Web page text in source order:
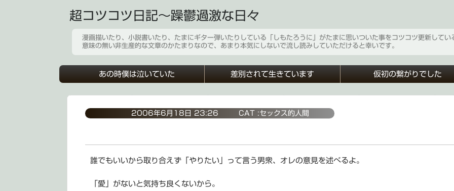
超コツコツ日記～躁鬱過激な日々
漫画描いたり、小説書いたり、たまにギター弾いたりしている「しもたろうに」がたまに思いついた事をコツコツ更新してい
意味の無い非生産的な文章のかたまりなので、あまり本気にしないで流し読みしていただけると幸いです。
あの時僕は泣いていた 差別されて生きています 仮初の繋がりでした
2006年6月18日 23:26 CAT :セックス的人間
誰でもいいから取り合えず「やりたい」って言う男衆、オレの意見を述べるよ。
「愛」がないと気持ち良くないから。